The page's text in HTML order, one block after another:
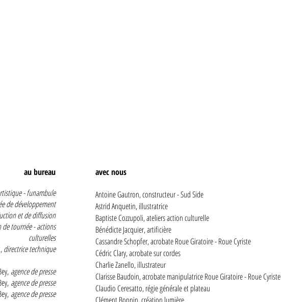
au bureau
- funambule
de développement
et de diffusion
tournée - actions
culturelles
directrice technique
agence de presse
agence de presse
agence de presse
avec nous
Antoine Gautron, constructeur - Sud Side
Astrid Anquetin, illustratrice
Baptiste Cozzupoli, ateliers action culturelle
Bénédicte Jacquier, artificière
Cassandre Schopfer, acrobate Roue Giratoire - Roue Cyriste
Cédric Clary, acrobate sur cordes
Charlie Zanello, illustrateur
Clarisse Baudoin, acrobate manipulatrice Roue Giratoire - Roue Cyriste
Claudio Ceresatto, régie générale et plateau